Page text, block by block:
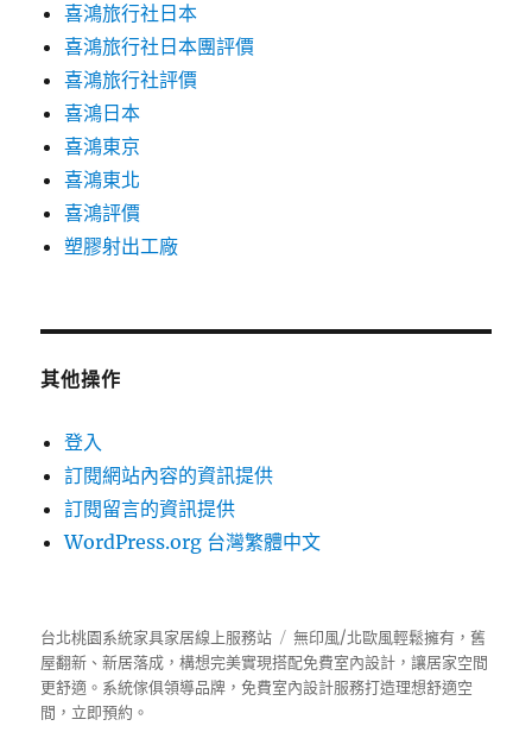
喜鴻旅行社日本
喜鴻旅行社日本團評價
喜鴻旅行社評價
喜鴻日本
喜鴻東京
喜鴻東北
喜鴻評價
塑膠射出工廠
其他操作
登入
訂閱網站內容的資訊提供
訂閱留言的資訊提供
WordPress.org 台灣繁體中文
台北桃園系統家具家居線上服務站
無印風/北歐風輕鬆擁有，舊
屋翻新、新居落成，構想完美實現搭配免費室內設計，讓居家空間
更舒適。 系統傢俱領導品牌，免費室內設計服務打造理想舒適空
間，立即預約。